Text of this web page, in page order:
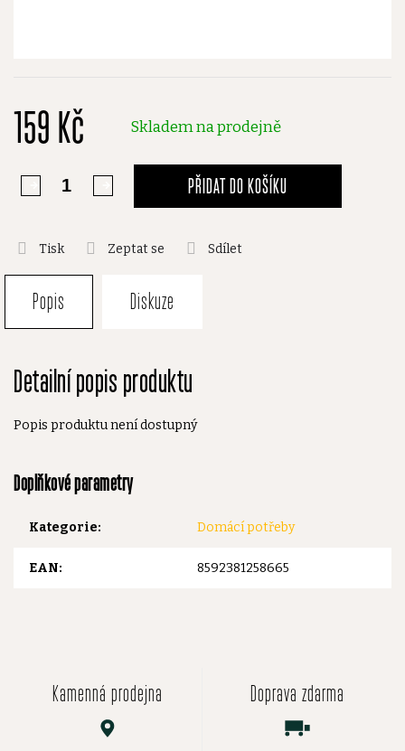
159 Kč Skladem na prodejně
PŘIDAT DO KOŠÍKU
Tisk Zeptat se Sdílet
Popis Diskuze
Detailní popis produktu
Popis produktu není dostupný
Doplňkové parametry
Kategorie: Domácí potřeby
EAN: 8592381258665
Kamenná prodejna Doprava zdarma